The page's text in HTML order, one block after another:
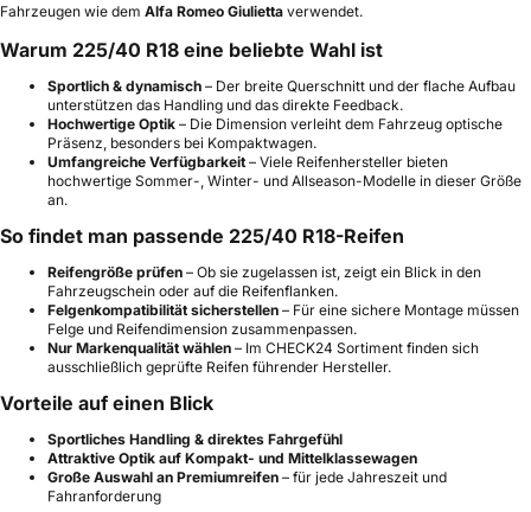
Fahrzeugen wie dem Alfa Romeo Giulietta verwendet.
Warum 225/40 R18 eine beliebte Wahl ist
Sportlich & dynamisch – Der breite Querschnitt und der flache Aufbau
unterstützen das Handling und das direkte Feedback.
Hochwertige Optik – Die Dimension verleiht dem Fahrzeug optische
Präsenz, besonders bei Kompaktwagen.
Umfangreiche Verfügbarkeit – Viele Reifenhersteller bieten
hochwertige Sommer-, Winter- und Allseason-Modelle in dieser Größe
an.
So findet man passende 225/40 R18-Reifen
Reifengröße prüfen – Ob sie zugelassen ist, zeigt ein Blick in den
Fahrzeugschein oder auf die Reifenflanken.
Felgenkompatibilität sicherstellen – Für eine sichere Montage müssen
Felge und Reifendimension zusammenpassen.
Nur Markenqualität wählen – Im CHECK24 Sortiment finden sich
ausschließlich geprüfte Reifen führender Hersteller.
Vorteile auf einen Blick
Sportliches Handling & direktes Fahrgefühl
Attraktive Optik auf Kompakt- und Mittelklassewagen
Große Auswahl an Premiumreifen – für jede Jahreszeit und
Fahranforderung